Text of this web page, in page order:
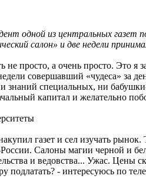
одной из центральных газет
салон» и две недели
просто, а очень просто. Это я
совершавший «чудеса» за
знаний специальных, ни
капитал и желательно
газет и сел изучать рынок.
Салоны магии черной и
и ведовства... Ужас. Цены
подлатать? - интересуюсь по